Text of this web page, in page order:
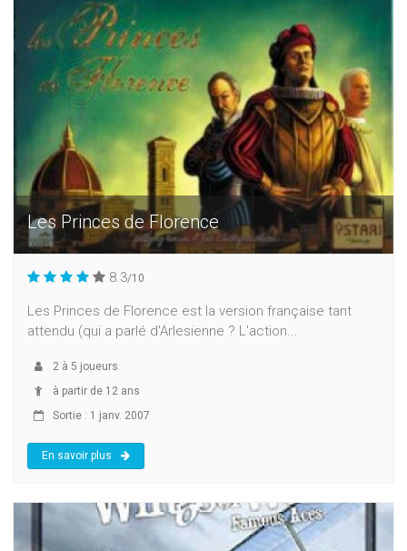
Les Princes de Florence
8.3/10
Les Princes de Florence est la version française tant
attendu (qui a parlé d'Arlesienne ? L'action...
2 à 5 joueurs
à partir de 12 ans
Sortie : 1 janv. 2007
En savoir plus